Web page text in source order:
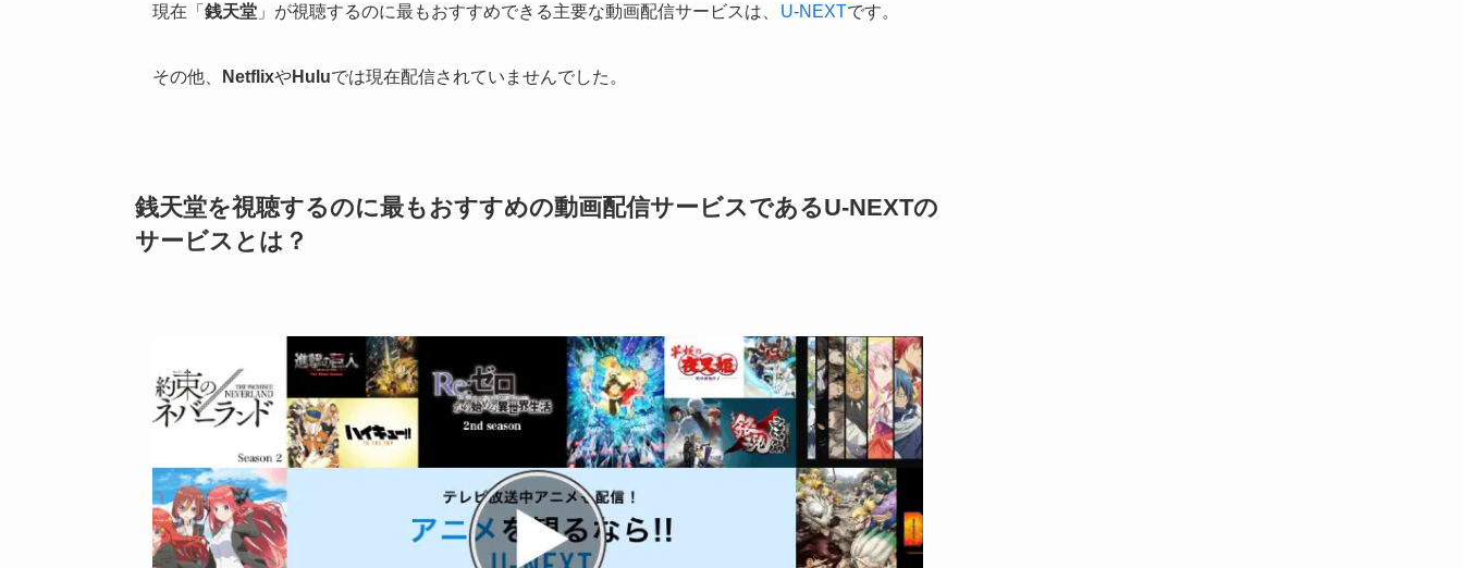
現在「 銭天堂 」が視聴するのに最もおすすめできる主要な動画配信サービスは、 U-NEXTです。
その他、 NetflixやHuluでは現在配信されていませんでした。
銭天堂を視聴するのに最もおすすめの動画配信サービスであるU-NEXTの
サービスとは？